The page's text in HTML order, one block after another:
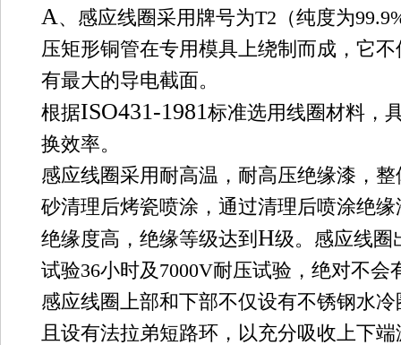
A、感应线圈采用牌号为T2 （纯度为
压矩形铜管在专用模具上绕制而成，它
有最大的导电截面。
根据ISO431-1981标准选用线圈材料，
换效率。
感应线圈采用耐高温，耐高压绝缘漆，
砂清理后烤瓷喷涂，通过清理后喷涂绝
绝缘度高，绝缘等级达到 H级。感应线圈
试验36小时及 7000V耐压试验，绝对不会
感应线圈上部和下部不仅设有不锈钢水
且设有法拉弟短路环，以充分吸收上下